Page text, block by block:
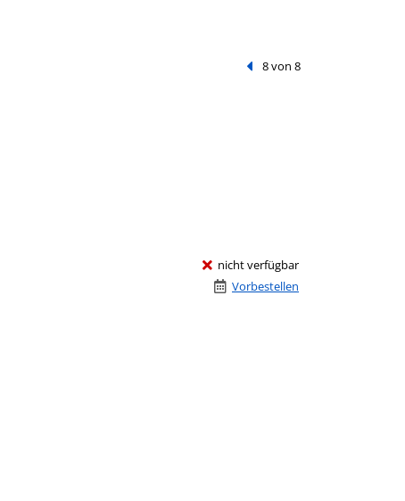
Vorheriger Treffer
8 von 8
nicht verfügbar
Vorbestellen